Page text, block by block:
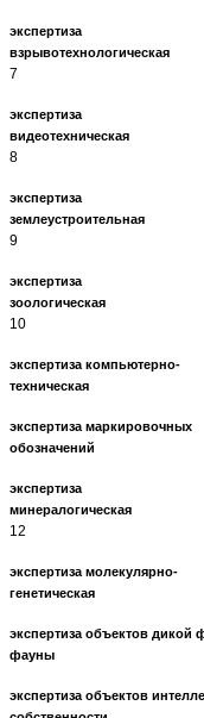
экспертиза
7
экспертиза
8
экспертиза
9
экспертиза
10
экспертиза компьютерно-
экспертиза маркировочных
экспертиза
12
экспертиза молекулярно-
экспертиза объектов дикой
экспертиза объектов